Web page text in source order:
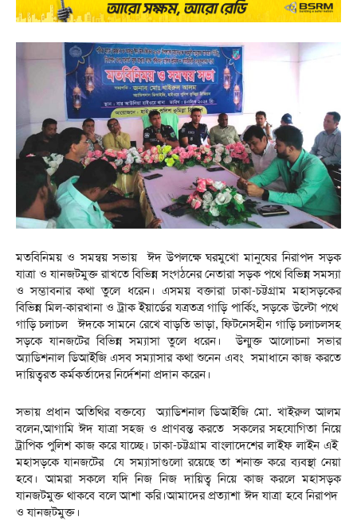
মতবিনিময় ও সমন্বয় সভায় ঈদ উপলক্ষে ঘরমুখো মানুষের নিরাপদ সড়ক
যাত্রা ও যানজটমুক্ত রাখতে বিভিন্ন সংগঠনের নেতারা সড়ক পথে বিভিন্ন সমস্যা
ও সম্ভাবনার কথা তুলে ধরেন। এসময় বক্তারা ঢাকা-চট্টগ্রাম মহাসড়কের
বিভিন্ন মিল-কারখানা ও ট্রাক ইয়ার্ডের যত্রতত্র গাড়ি পার্কিং, সড়কে উল্টো পথে
গাড়ি চলাচল ঈদকে সামনে রেখে বাড়তি ভাড়া, ফিটনেসহীন গাড়ি চলাচলসহ
সড়কে যানজটের বিভিন্ন সম্যাসা তুলে ধরেন। উন্মুক্ত আলোচনা সভার
অ্যাডিশনাল ডিআইজি এসব সম্যাসার কথা শুনেন এবং সমাধানে কাজ করতে
দায়িত্বরত কর্মকর্তাদের নির্দেশনা প্রদান করেন।
সভায় প্রধান অতিথির বক্তব্যে অ্যাডিশনাল ডিআইজি মো. খাইরুল আলম
বলেন,আগামি ঈদ যাত্রা সহজ ও প্রাণবন্ত করতে সকলের সহযোগিতা নিয়ে
ট্রাপিক পুলিশ কাজ করে যাচ্ছে। ঢাকা-চট্টগ্রাম বাংলাদেশের লাইফ লাইন এই
মহাসড়কে যানজটের যে সম্যাসাগুলো রয়েছে তা শনাক্ত করে ব্যবস্থা নেয়া
হবে। আমরা সকলে যদি নিজ নিজ দায়িত্ব নিয়ে কাজ করলে মহাসড়ক
যানজটমুক্ত থাকবে বলে আশা করি।আমাদের প্রত্যাশা ঈদ যাত্রা হবে নিরাপদ
ও যানজটমুক্ত।